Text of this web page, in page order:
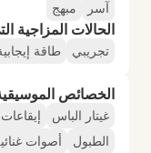
آسر
مبهج
الحالات المزاجية
تجريبي طاقة
الخصائص الموسيقية
غيتار الباس إيقاعات
الطبول
أصوات